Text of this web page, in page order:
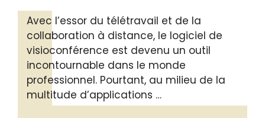
Avec l’essor du télétravail et de la
collaboration à distance, le logiciel de
visioconférence est devenu un outil
incontournable dans le monde
professionnel. Pourtant, au milieu de la
multitude d’applications …